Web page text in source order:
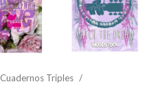
Cuadernos Triples